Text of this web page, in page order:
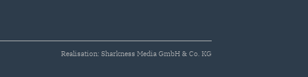
Realisation: Sharkness Media GmbH & Co. KG